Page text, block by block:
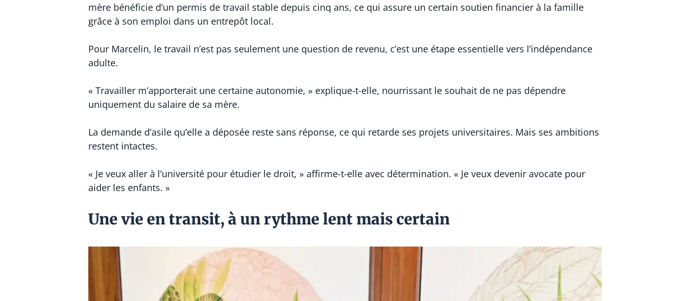
mère bénéficie d’un permis de travail stable depuis cinq ans, ce qui assure un certain soutien financier à la famille
grâce à son emploi dans un entrepôt local.
Pour Marcelin, le travail n’est pas seulement une question de revenu, c’est une étape essentielle vers l’indépendance
adulte.
« Travailler m’apporterait une certaine autonomie, » explique-t-elle, nourrissant le souhait de ne pas dépendre
uniquement du salaire de sa mère.
La demande d’asile qu’elle a déposée reste sans réponse, ce qui retarde ses projets universitaires. Mais ses ambitions
restent intactes.
« Je veux aller à l’université pour étudier le droit, » affirme-t-elle avec détermination. « Je veux devenir avocate pour
aider les enfants. »
Une vie en transit, à un rythme lent mais certain